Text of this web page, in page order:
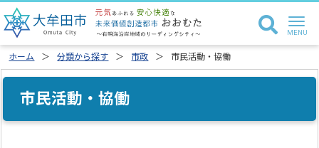
ホーム 分類から探す 市政 市民活動・協働
市民活動・協働